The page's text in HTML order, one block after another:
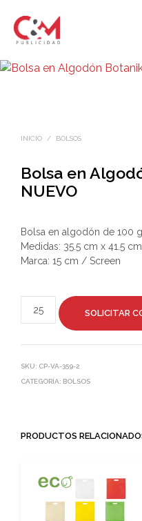
INICIO / BOLSOS
Bolsa en
NUEVO
Bolsa en algodón de 100
Medidas: 35.5 cm x 41.5 cm.
Marca: 15 cm / Screen
SOLICITAR
SKU: CP-VA-359-2
CATEGORÍA: BOLSOS
PRODUCTOS